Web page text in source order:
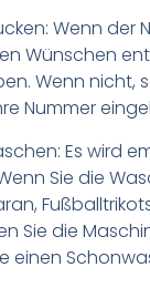
Wenn der
Wünschen
Wenn nicht,
Nummer
Es wird
Sie die
Sie die
einen